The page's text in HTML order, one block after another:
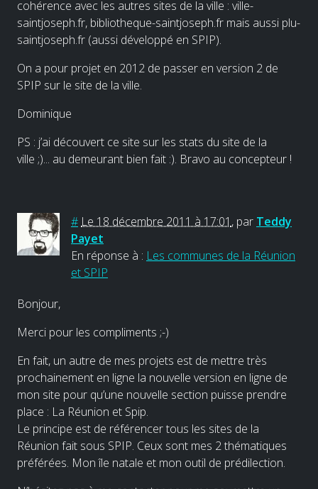
cohérence avec les autres sites de la ville : ville-
saintjoseph.fr, bibliotheque-saintjoseph.fr mais aussi plu-
saintjoseph.fr (aussi développé en SPIP).
On a pour projet en 2012 de passer en version 2 de
SPIP sur le site de la ville.
Dominique
PS : j’ai découvert ce site sur les stats du site de la
ville ;)... au demeurant bien fait :). Bravo au concepteur !
# Le 18 décembre 2011 à 17:01 , par Teddy
Payet
En réponse à : Les communes de la Réunion
et SPIP
Bonjour,
Merci pour les compliments ;-)
En fait, un autre de mes projets est de mettre très
prochainement en ligne la nouvelle version en ligne de
mon site pour qu’une nouvelle section puisse prendre
place : La Réunion et Spip.
Le principe est de référencer tous les sites de la
Réunion fait sous SPIP. Ceux sont mes 2 thématiques
préférées. Mon île natale et mon outil de prédilection.